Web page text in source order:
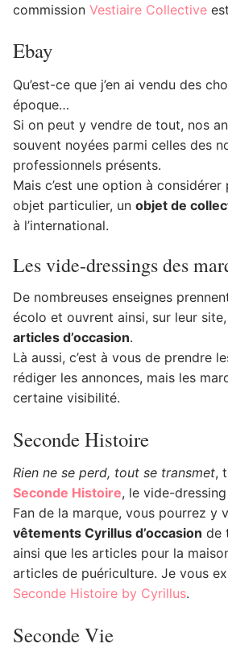
commission Vestiaire Collective
Ebay
Qu’est-ce que j’en ai vendu des
époque…
Si on peut y vendre de tout, nos
souvent noyées parmi celles des
professionnels présents.
Mais c’est une option à
objet particulier, un objet de
à l’international.
Les vide-dressings des
De nombreuses enseignes
écolo et ouvrent ainsi, sur leur
articles d’occasion.
Là aussi, c’est à vous de prendre
rédiger les annonces, mais les
certaine visibilité.
Seconde Histoire
Rien ne se perd, tout se transmet,
Seconde Histoire, le vide-
Fan de la marque, vous pourrez y
vêtements Cyrillus d’occasion de
ainsi que les articles pour la
articles de puériculture. Je vous
Seconde Histoire by Cyrillus.
Seconde Vie